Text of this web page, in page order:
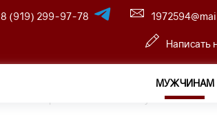
8 (919) 299-97-78
Написать
МУЖЧИНАМ
Мужчинам —